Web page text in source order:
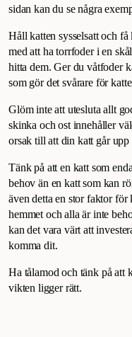
sidan kan du se några
Håll katten sysselsatt och få
med att ha torrfoder i en
hitta dem. Ger du våtfoder
som gör det svårare för
Glöm inte att utesluta allt
skinka och ost innehåller
orsak till att din katt går
Tänk på att en katt som
behov än en katt som kan
även detta en stor faktor
hemmet och alla är inte
kan det vara värt att
komma dit.
Ha tålamod och tänk på att
vikten ligger rätt.